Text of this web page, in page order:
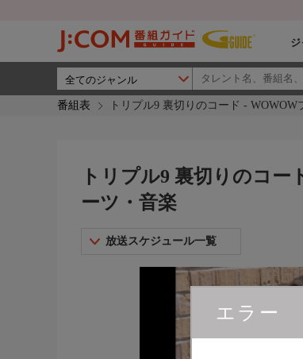
番組表 トリプル9 裏切りのコード -
エラー
トリプル9 裏切りのコ
ーツ・音楽
放送スケジュール一覧